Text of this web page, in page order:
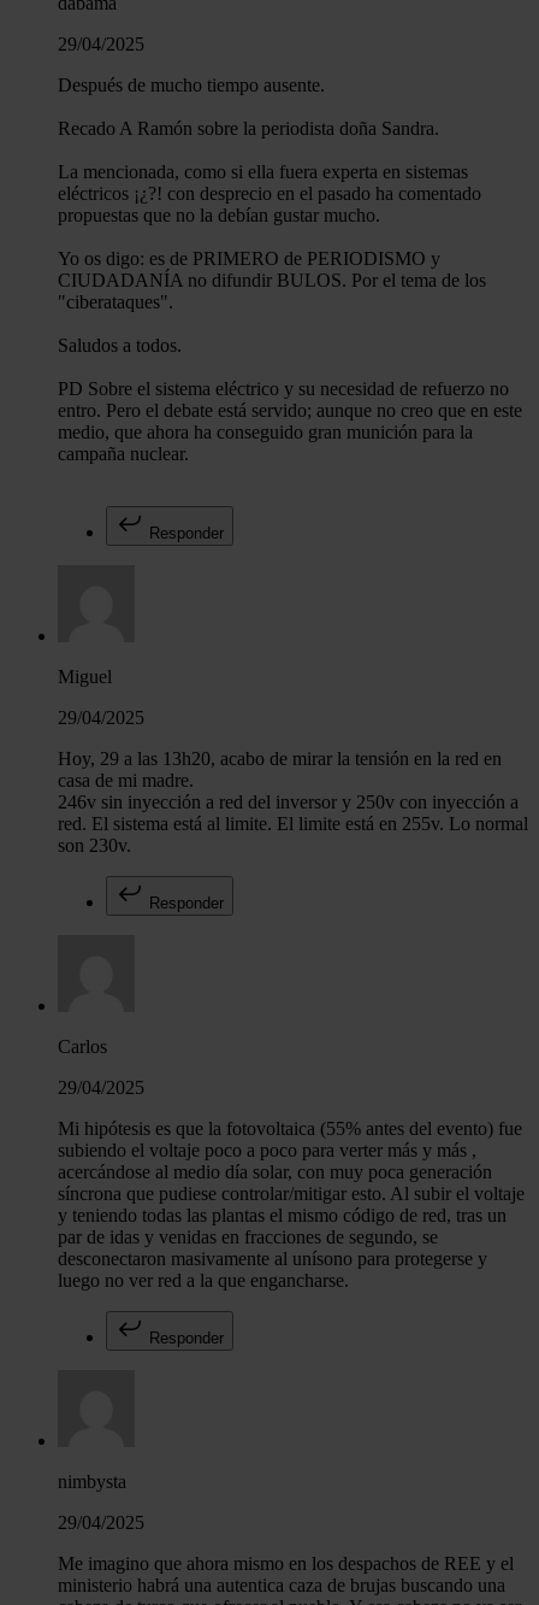
29/04/2025
Después de mucho tiempo ausente.
Recado A Ramón sobre la periodista doña Sandra.
La mencionada, como si ella fuera experta en sistemas
eléctricos ¡¿?! con desprecio en el pasado ha comentado
propuestas que no la debían gustar mucho.
Yo os digo: es de PRIMERO de PERIODISMO y
CIUDADANÍA no difundir BULOS. Por el tema de los
"ciberataques".
Saludos a todos.
PD Sobre el sistema eléctrico y su necesidad de refuerzo no
entro. Pero el debate está servido; aunque no creo que en este
medio, que ahora ha conseguido gran munición para la
campaña nuclear.
Responder
Miguel
29/04/2025
Hoy, 29 a las 13h20, acabo de mirar la tensión en la red en
casa de mi madre.
246v sin inyección a red del inversor y 250v con inyección a
red. El sistema está al limite. El limite está en 255v. Lo normal
son 230v.
Responder
Carlos
29/04/2025
Mi hipótesis es que la fotovoltaica (55% antes del evento) fue
subiendo el voltaje poco a poco para verter más y más ,
acercándose al medio día solar, con muy poca generación
síncrona que pudiese controlar/mitigar esto. Al subir el voltaje
y teniendo todas las plantas el mismo código de red, tras un
par de idas y venidas en fracciones de segundo, se
desconectaron masivamente al unísono para protegerse y
luego no ver red a la que engancharse.
Responder
nimbysta
29/04/2025
Me imagino que ahora mismo en los despachos de REE y el
ministerio habrá una autentica caza de brujas buscando una